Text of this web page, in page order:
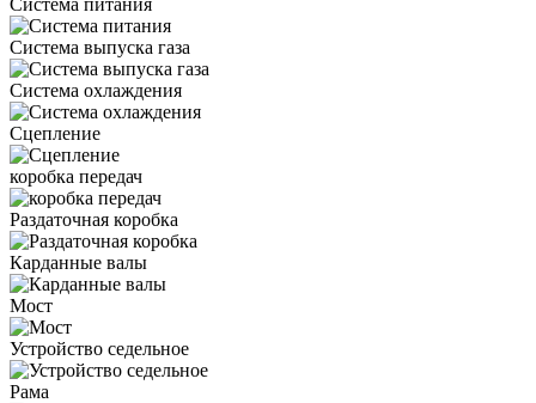
Система выпуска газа
Система охлаждения
Сцепление
коробка передач
Раздаточная коробка
Карданные валы
Мост
Устройство седельное
Рама